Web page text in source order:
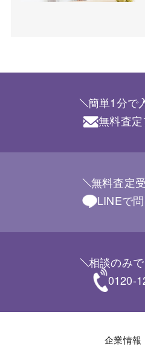
簡単1分で
無料査
無料査定
LINEで
相談のみで
0120-
企業情報